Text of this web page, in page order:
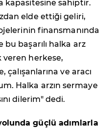
kapasitesine sahiptir.
elde ettiği geliri,
finansmanında
başarılı halka arz
veren herkese,
ve aracı
Halka arzın sermaye
dilerim" dedi.
güçlü adımlarla